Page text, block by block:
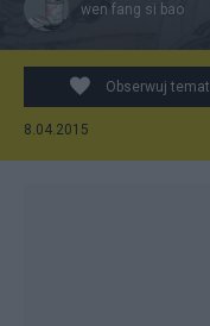
wen fang si bao
Obserwuj temat
8.04.2015